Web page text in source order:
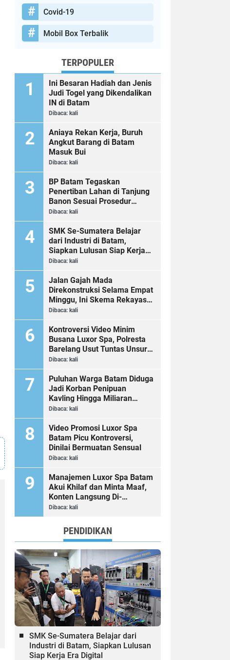
Covid-19
Mobil Box Terbalik
TERPOPULER
Ini Besaran Hadiah dan Jenis
Judi Togel yang Dikendalikan
IN di Batam
Dibaca: kali
Aniaya Rekan Kerja, Buruh
Angkut Barang di Batam
Masuk Bui
Dibaca: kali
BP Batam Tegaskan
Penertiban Lahan di Tanjung
Banon Sesuai Prosedur
Hukum
Dibaca: kali
SMK Se-Sumatera Belajar
dari Industri di Batam,
Siapkan Lulusan Siap Kerja
Era Digital
Dibaca: kali
Jalan Gajah Mada
Direkonstruksi Selama Empat
Minggu, Ini Skema Rekayasa
Lalu Lintasnya
Dibaca: kali
Kontroversi Video Minim
Busana Luxor Spa, Polresta
Barelang Usut Tuntas Unsur
Pelanggaran Hukum
Dibaca: kali
Puluhan Warga Batam Diduga
Jadi Korban Penipuan
Kavling Hingga Miliaran
Rupiah, Laporan ke Polda
Dibaca: kali
Video Promosi Luxor Spa
Batam Picu Kontroversi,
Dinilai Bermuatan Sensual
Dibaca: kali
Manajemen Luxor Spa Batam
Akui Khilaf dan Minta Maaf,
Konten Langsung Di-
Takedown
Dibaca: kali
PENDIDIKAN
SMK Se-Sumatera Belajar dari
Industri di Batam, Siapkan Lulusan
Siap Kerja Era Digital